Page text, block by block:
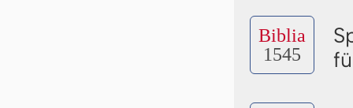
Biblia
1545